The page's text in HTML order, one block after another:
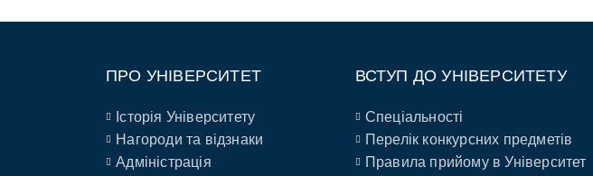
ПРО УНІВЕРСИТЕТ
Історія Університету
Нагороди та відзнаки
Адміністрація
ВСТУП ДО УНІВЕРСИТЕТУ
Спеціальності
Перелік конкурсних предметів
Правила прийому в Університет